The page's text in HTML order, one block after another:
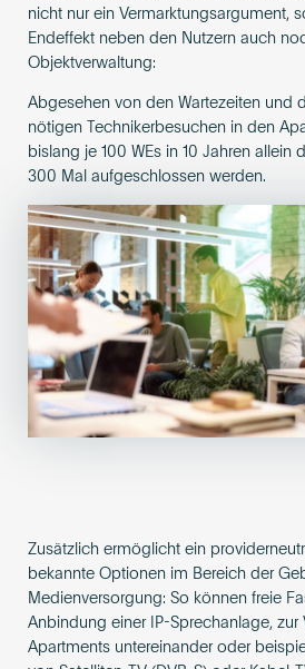
nicht nur ein Vermarktungsargument,
Endeffekt neben den Nutzern auch
Objektverwaltung:
Abgesehen von den Wartezeiten und
nötigen Technikerbesuchen in den
bislang je 100 WEs in 10 Jahren allein
300 Mal aufgeschlossen werden.
Zusätzlich ermöglicht ein
bekannte Optionen im Bereich der
Medienversorgung: So können freie
Anbindung einer IP-Sprechanlage, zur
Apartments untereinander oder